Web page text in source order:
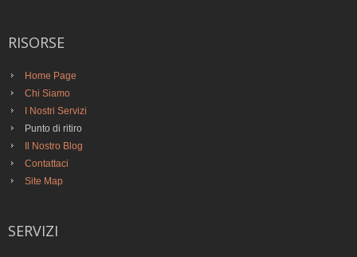
RISORSE
Home Page
Chi Siamo
I Nostri Servizi
Punto di ritiro
Il Nostro Blog
Contattaci
Site Map
SERVIZI